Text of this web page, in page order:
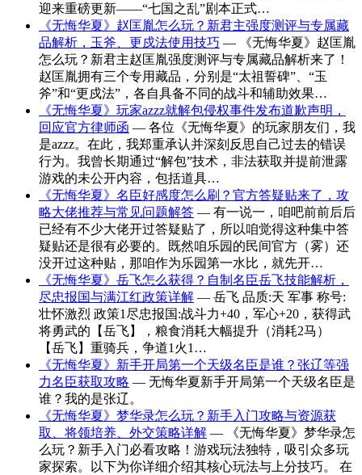
迎来重磅更新——“七国之乱”剧本正式…
《无悔华夏》赵匡胤怎么玩？新君主强度测评与专属藏
品解析，玉斧、更戍法使用技巧 — 《无悔华夏》赵匡胤
怎么玩？新君主赵匡胤强度测评与专属藏品解析来了！
赵匡胤拥有三个专用藏品，分别是“太祖誓碑”、“玉
斧”和“更戍法”，各自具备不同的战斗和辅助效果…
《无悔华夏》玩家azzz就解包侵权事件发布道歉声明，
回应官方律师函 — 各位《无悔华夏》的玩家朋友们，我
是azzz。在此，我郑重承认并深刻反思自己过去的错误
行为。我曾长期通过“解包”技术，非法获取并提前泄露
游戏的未公开内容，包括道具…
《无悔华夏》名臣好感度怎么刷？官方答疑贴来了，攻
略大佬推荐与常见问题解答 — 有一说一，咱吧前前后后
已经有不少大佬开过答疑贴了，所以咱觉得这种集中答
疑贴还是很有必要的。既然咱乐园的民间官方（雾）还
没开过这种贴，那咱作为乐园第一水比，就先开…
《无悔华夏》岳飞怎么获得？自制名臣岳飞技能解析，
尽忠报国与满江红政策详解 — 岳飞 品质:天 军事 称号:
壮怀激烈 政策1尽忠报国:战斗力+40，军心+20，获得武
将勇武的【岳飞】，粮食消耗大幅提升（消耗2马）
【岳飞】重骑兵，争道1火1…
《无悔华夏》新手开局第一个天级名臣是谁？张辽等强
力名臣获取攻略 — 无悔华夏新手开局第一个天级名臣是
谁？我的是张辽。
《无悔华夏》梦华录怎么玩？新手入门攻略与资源获
取、将领培养、外交策略详解 — 《无悔华夏》梦华录怎
么玩？新手入门必看攻略！游戏玩法独特，吸引众多玩
家探索。以下为你详细介绍其核心玩法与上分技巧。 在